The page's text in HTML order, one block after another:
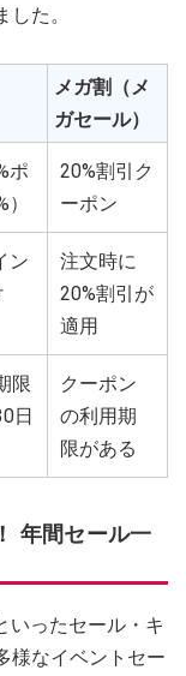
た。
メガ割（メ
ガセール）
ポ
20%割引ク
ーポン
ン
注文時に
20%割引が
適用
限
日
クーポン
の利用期
限がある
年間セール一
いったセール・キ
様なイベントセー